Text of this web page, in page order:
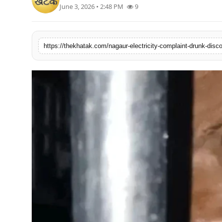
लाइफस्टाइल
अंतर्राष्ट्रीय
June 3, 2026 • 2:48 PM 9